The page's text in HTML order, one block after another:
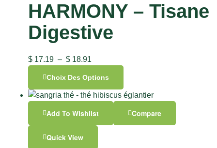
HARMONY – Tisane
Digestive
$ 17.19 – $ 18.91
Choix Des Options
Add To Wishlist Compare
Quick View